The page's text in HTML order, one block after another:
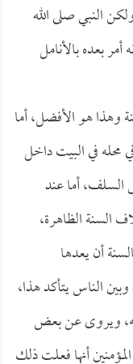
النبي صلى الله
بعده بالأنامل
وهذا هو الأفضل، أما
محله في البيت داخل
السلف، أما عند
السنة الظاهرة،
أن يعدها
الناس يتأكد هذا،
ويروى عن بعض
أنها فعلت ذلك